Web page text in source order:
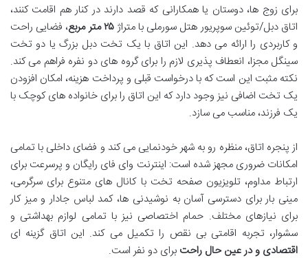
برای زوج ها، دوستان یا همکارانی که قصد دارند در کنار هم اقامت کنند،
اتاق دبل/توئین سوپریور هتل سورملی با متراژ۲۵ متر مربع
، فضایی راحت
و کاربردی را ارائه می دهد. این اتاق با یک تخت دبل بزرگ یا دو تخت
سینگل مجزا، انعطاف پذیری لازم را برای گروه های دو نفره فراهم می کند.
نکته مثبت این است که با درخواست قبلی و پرداخت هزینه، امکان افزودن
یک تخت اضافی نیز وجود دارد که این اتاق را برای خانواده های کوچک با
یک فرزند، مناسب می سازد.
از پنجره اتاق، منظره رو به شهر خودنمایی می کند و فضای داخلی با تمامی
امکانات ضروری مجهز شده است: اینترنت وای فای رایگان و پرسرعت برای
ارتباط مداوم، تلویزیون صفحه تخت با کانال های متنوع برای سرگرمی،
مینی بار برای دسترسی آسان به نوشیدنی ها، کمد لباس جادار و میز کار
برای نیازهای مختلف. حمام اختصاصی نیز با تمامی لوازم بهداشتی و
سشوار، تجربه اقامتی بی نقص را تکمیل می کند. این اتاق گزینه ای
اقتصادی و در عین حال راحت برای دو نفر است.